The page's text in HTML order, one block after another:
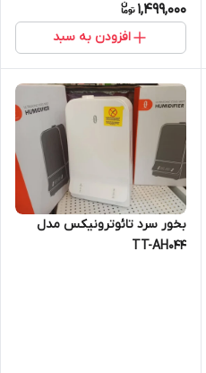
1,499,000
افزودن به سبد
بخور سرد تائوترونیکس مدل
TT-AH044